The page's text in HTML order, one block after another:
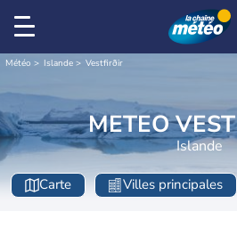
Météo Islande Vestfirðir
METEO
Islande
Carte Villes principales